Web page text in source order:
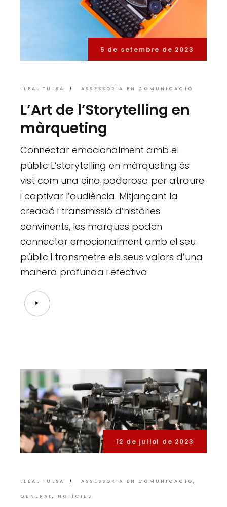
5 de setembre de 2023
LLEAL TULSÀ ASSESSORIA EN COMUNICACIÓ
L’Art de l’Storytelling en
màrqueting
Connectar emocionalment amb el
públic L’storytelling en màrqueting és
vist com una eina poderosa per atraure
i captivar l’audiència. Mitjançant la
creació i transmissió d’històries
convinents, les marques poden
connectar emocionalment amb el seu
públic i transmetre els seus valors d’una
manera profunda i efectiva.
12 de juliol de 2023
LLEAL TULSÀ ASSESSORIA EN COMUNICACIÓ
GENERAL NOTÍCIES